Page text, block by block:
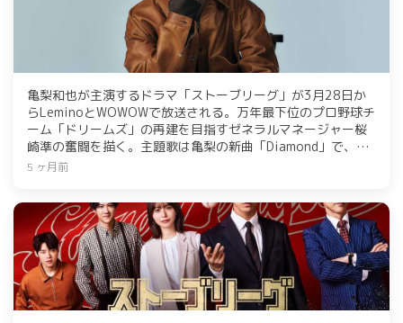
亀梨和也が主演するドラマ「ストーブリーグ」が3月28日か
らLeminoとWOWOWで放送される。万年最下位のプロ野球チ
ーム「ドリームズ」の再建を目指すゼネラルマネージャー桜
崎準の奮闘を描く。主題歌は亀梨の新曲「Diamond」で、作
詞・作曲は友成空が手掛けている。豪華キャストには長濱ね
5 ヶ月前